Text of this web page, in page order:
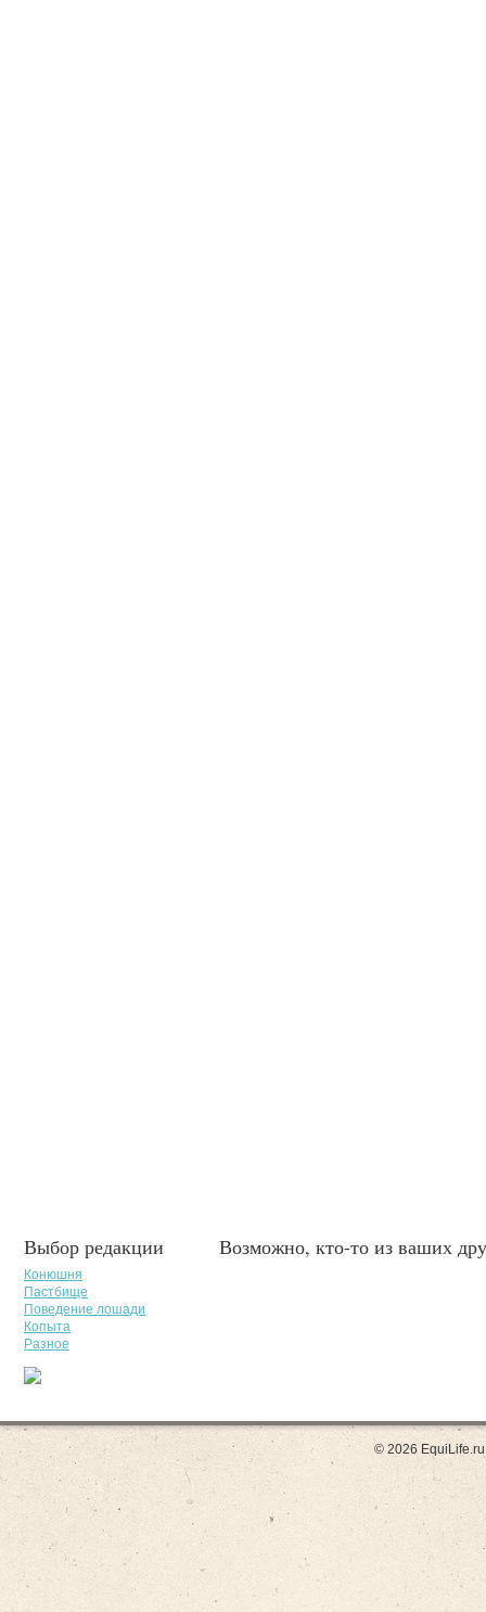
Выбор редакции
Конюшня
Пастбище
Поведение лошади
Копыта
Разное
Возможно, кто-то из ваших
© 2026